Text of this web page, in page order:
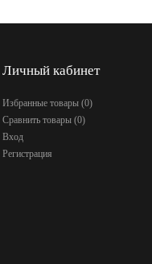
Личный кабинет
Избранные товары (0)
Сравнить товары (0)
Вход
Регистрация